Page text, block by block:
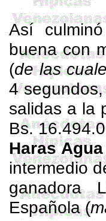
Así
buena con
(de las
4
salidas a la
Bs.
Haras Agua
intermedio
ganadora
Española (